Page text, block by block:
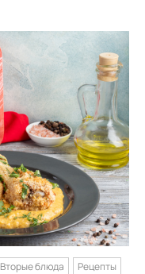
Вторые блюда Рецепты